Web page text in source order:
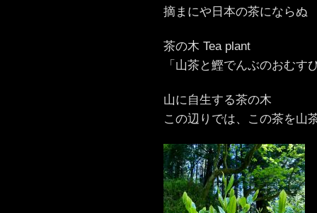
摘まにや日本の茶にならぬ
茶の木 Tea plant
「山茶と鰹でんぶのおむす
山に自生する茶の木
この辺りでは、この茶を山